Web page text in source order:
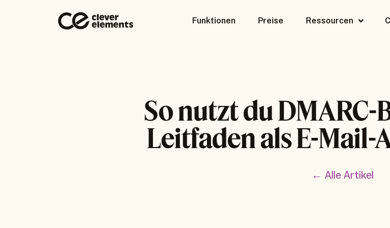
Funktionen Preise Ressourcen
So nutzt du
Leitfaden als E-
← Alle Artikel